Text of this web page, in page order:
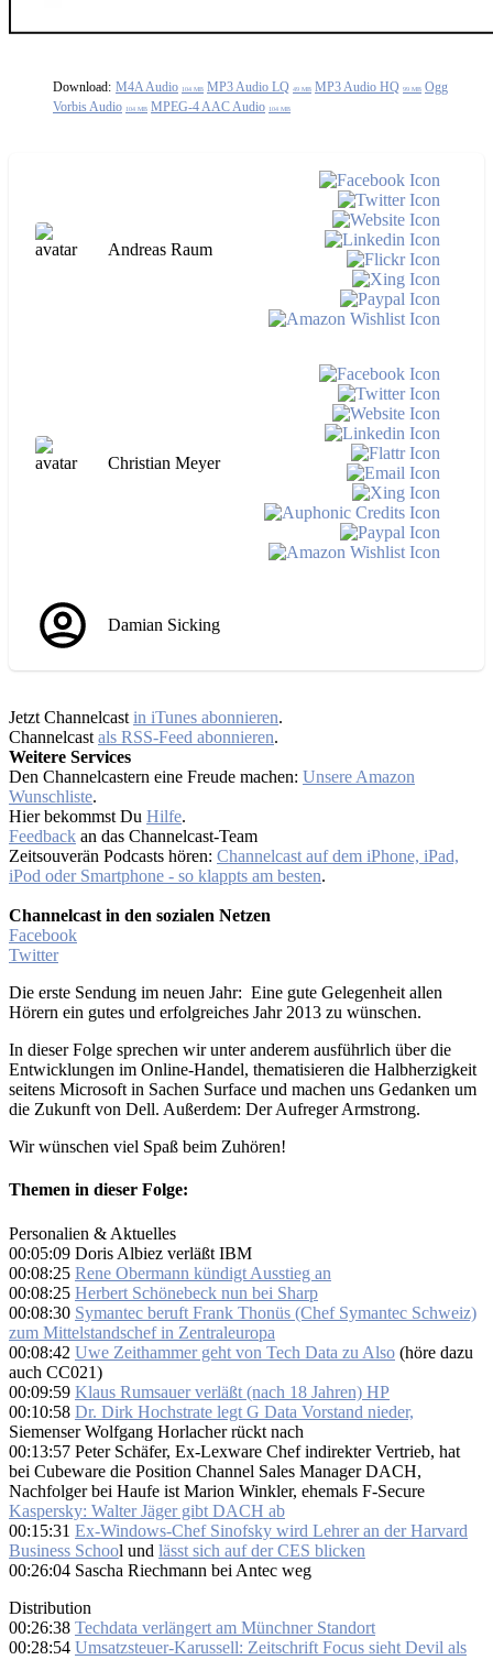
Download: M4A Audio 104 MB MP3 Audio LQ 49 MB MP3 Audio HQ 99 MB Ogg
Vorbis Audio
104 MB MPEG-4 AAC Audio 104 MB
Andreas Raum
Christian Meyer
Damian Sicking
Jetzt Channelcast in iTunes abonnieren.
Channelcast als RSS-Feed abonnieren.
Weitere Services
Den Channelcastern eine Freude machen: Unsere Amazon
Wunschliste.
Hier bekommst Du Hilfe.
Feedback an das Channelcast-Team
Zeitsouverän Podcasts hören: Channelcast auf dem iPhone, iPad,
iPod oder Smartphone - so klappts am besten.
Channelcast in den sozialen Netzen
Facebook
Twitter
Die erste Sendung im neuen Jahr: Eine gute Gelegenheit allen
Hörern ein gutes und erfolgreiches Jahr 2013 zu wünschen.
In dieser Folge sprechen wir unter anderem ausführlich über die
Entwicklungen im Online-Handel, thematisieren die Halbherzigkeit
seitens Microsoft in Sachen Surface und machen uns Gedanken um
die Zukunft von Dell. Außerdem: Der Aufreger Armstrong.
Wir wünschen viel Spaß beim Zuhören!
Themen in dieser Folge:
Personalien & Aktuelles
00:05:09 Doris Albiez verläßt IBM
00:08:25 Rene Obermann kündigt Ausstieg an
00:08:25 Herbert Schönebeck nun bei Sharp
00:08:30 Symantec beruft Frank Thonüs (Chef Symantec Schweiz)
zum Mittelstandschef in Zentraleuropa
00:08:42 Uwe Zeithammer geht von Tech Data zu Also (höre dazu
auch CC021)
00:09:59 Klaus Rumsauer verläßt (nach 18 Jahren) HP
00:10:58 Dr. Dirk Hochstrate legt G Data Vorstand nieder,
Siemenser Wolfgang Horlacher rückt nach
00:13:57 Peter Schäfer, Ex-Lexware Chef indirekter Vertrieb, hat
bei Cubeware die Position Channel Sales Manager DACH,
Nachfolger bei Haufe ist Marion Winkler, ehemals F-Secure
Kaspersky: Walter Jäger gibt DACH ab
00:15:31 Ex-Windows-Chef Sinofsky wird Lehrer an der Harvard
Business School und lässt sich auf der CES blicken
00:26:04 Sascha Riechmann bei Antec weg
Distribution
00:26:38 Techdata verlängert am Münchner Standort
00:28:54 Umsatzsteuer-Karussell: Zeitschrift Focus sieht Devil als